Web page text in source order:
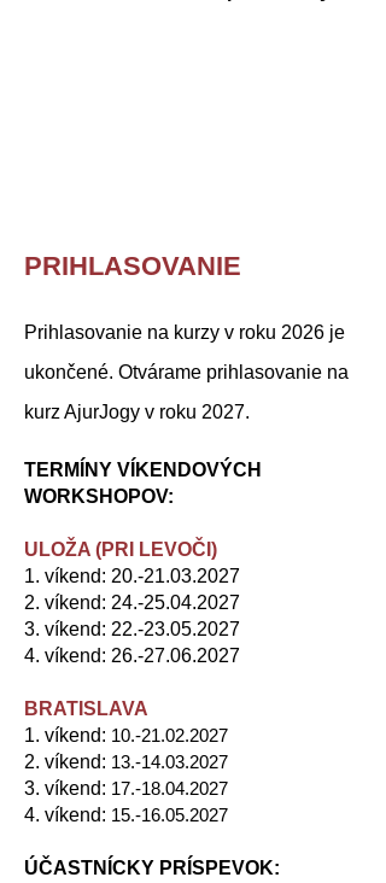
PRIHLASOVANIE
Prihlasovanie na kurzy v roku 2026 je
ukončené. Otvárame prihlasovanie na
kurz AjurJogy v roku 2027.
TERMÍNY VÍKENDOVÝCH
WORKSHOPOV:
ULOŽA (PRI LEVOČI)
1. víkend: 20.-21.03.2027
2. víkend: 24.-25.04.2027
3. víkend: 22.-23.05.2027
4. víkend: 26.-27.06.2027
BRATISLAVA
1. víkend: 10.-21.02.2027
2. víkend: 13.-14.03.2027
3. víkend: 17.-18.04.2027
4. víkend: 15.-16.05.2027
ÚČASTNÍCKY PRÍSPEVOK: